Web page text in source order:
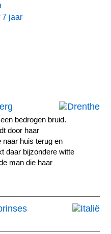
7 jaar
bedrogen bruid.
door haar
naar huis terug en
daar bijzondere witte
man die haar